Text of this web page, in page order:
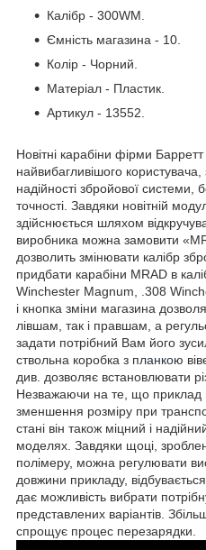
Калібр - 300WM.
Ємність магазина - 10.
Колір - Чорний.
Матеріал - Пластик.
Артикул - 13552.
Новітні карабіни фірми
найвибагливішого користувача,
надійності збройової системи,
точності. Завдяки новітній
здійснюється шляхом
виробника можна замовити
дозволить змінювати калібр
придбати карабіни MRAD в
Winchester Magnum, .308
і кнопка зміни магазина
лівшам, так і правшам, а
задати потрібний Вам його
ствольна коробка з планкою
див. дозволяє встановлювати
Незважаючи на те, що приклад
зменшення розміру при
стані він також міцний і
моделях. Завдяки щоці,
полімеру, можна регулювати
довжини прикладу,
дає можливість вибрати
представлених варіантів.
спрощує процес перезарядки.